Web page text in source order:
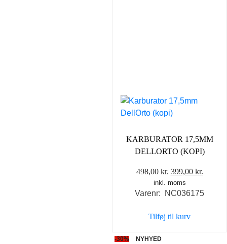
KARBURATOR 17,5MM
DELLORTO (KOPI)
498,00kr. Den
oprindelige
pris
498,00 kr..
399,00 kr.
pris
inkl. moms
Varenr: NC036175
Tilføj til kurv
-30% NYHYED